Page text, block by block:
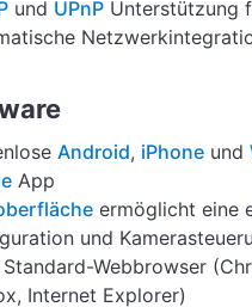
und UPnP Unterstützung
Android, iPhone und
App
ermöglicht eine
und
Standard-Webbrowser
Internet Explorer)